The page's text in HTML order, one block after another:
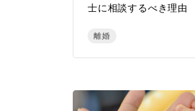
士に相談するべき理由
離婚